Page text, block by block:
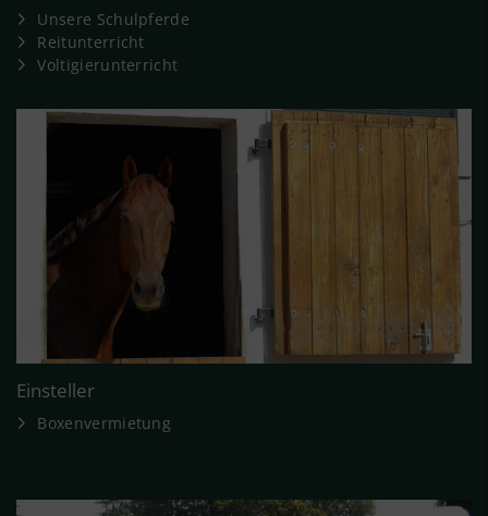
Unsere Schulpferde
Reitunterricht
Voltigierunterricht
Einsteller
Boxenvermietung